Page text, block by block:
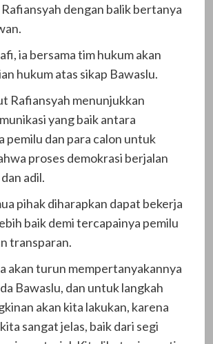
dengan balik bertanya
ia bersama tim hukum akan
hukum atas sikap Bawaslu.
Rafiansyah menunjukkan
yang baik antara
pemilu dan para calon untuk
proses demokrasi berjalan
adil.
pihak diharapkan dapat bekerja
baik demi tercapainya pemilu
transparan.
akan turun mempertanyakannya
Bawaslu, dan untuk langkah
akan kita lakukan, karena
sangat jelas, baik dari segi